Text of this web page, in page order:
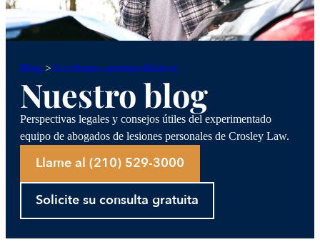
Blog >Accidentes automovilísticos
Nuestro blog
Perspectivas legales y consejos útiles del experimentado
equipo de abogados de lesiones personales de Crosley Law.
Llame al (210) 529-3000
Solicite su consulta gratuita